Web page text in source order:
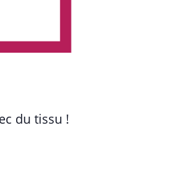
du tissu !